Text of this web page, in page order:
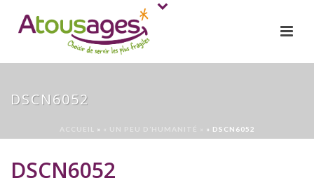
DSCN6052
ACCUEIL » « UN PEU D’HUMANITÉ » » DSCN6052
DSCN6052